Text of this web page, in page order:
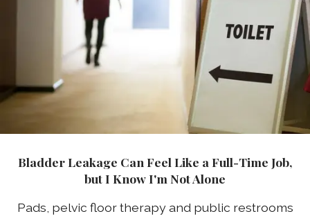
Bladder Leakage Can Feel Like a Full-Time Job,
but I Know I'm Not Alone
Pads, pelvic floor therapy and public restrooms